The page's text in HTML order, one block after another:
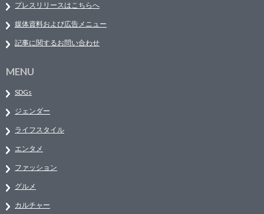
プレスリリースはこちらへ
媒体資料および広告メニュー
記事に関するお問い合わせ
MENU
SDGs
ジェンダー
ライフスタイル
エンタメ
ファッション
グルメ
カルチャー